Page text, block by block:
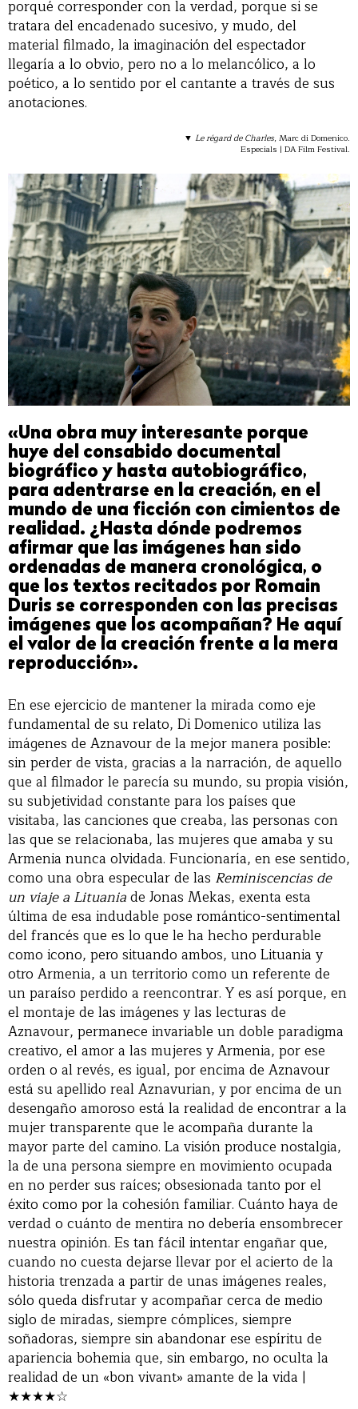
porqué corresponder con la verdad, porque si se
tratara del encadenado sucesivo, y mudo, del
material filmado, la imaginación del espectador
llegaría a lo obvio, pero no a lo melancólico, a lo
poético, a lo sentido por el cantante a través de sus
anotaciones.
▼ Le régard de Charles, Marc di Domenico.
Especials | DA Film Festival.
«Una obra muy interesante porque
huye del consabido documental
biográfico y hasta autobiográfico,
para adentrarse en la creación, en el
mundo de una ficción con cimientos de
realidad. ¿Hasta dónde podremos
afirmar que las imágenes han sido
ordenadas de manera cronológica, o
que los textos recitados por Romain
Duris se corresponden con las precisas
imágenes que los acompañan? He aquí
el valor de la creación frente a la mera
reproducción».
En ese ejercicio de mantener la mirada como eje
fundamental de su relato, Di Domenico utiliza las
imágenes de Aznavour de la mejor manera posible:
sin perder de vista, gracias a la narración, de aquello
que al filmador le parecía su mundo, su propia visión,
su subjetividad constante para los países que
visitaba, las canciones que creaba, las personas con
las que se relacionaba, las mujeres que amaba y su
Armenia nunca olvidada. Funcionaría, en ese sentido,
como una obra especular de las Reminiscencias de
un viaje a Lituaniade Jonas Mekas, exenta esta
última de esa indudable pose romántico-sentimental
del francés que es lo que le ha hecho perdurable
como icono, pero situando ambos, uno Lituania y
otro Armenia, a un territorio como un referente de
un paraíso perdido a reencontrar. Y es así porque, en
el montaje de las imágenes y las lecturas de
Aznavour, permanece invariable un doble paradigma
creativo, el amor a las mujeres y Armenia, por ese
orden o al revés, es igual, por encima de Aznavour
está su apellido real Aznavurian, y por encima de un
desengaño amoroso está la realidad de encontrar a la
mujer transparente que le acompaña durante la
mayor parte del camino. La visión produce nostalgia,
la de una persona siempre en movimiento ocupada
en no perder sus raíces; obsesionada tanto por el
éxito como por la cohesión familiar. Cuánto haya de
verdad o cuánto de mentira no debería ensombrecer
nuestra opinión. Es tan fácil intentar engañar que,
cuando no cuesta dejarse llevar por el acierto de la
historia trenzada a partir de unas imágenes reales,
sólo queda disfrutar y acompañar cerca de medio
siglo de miradas, siempre cómplices, siempre
soñadoras, siempre sin abandonar ese espíritu de
apariencia bohemia que, sin embargo, no oculta la
realidad de un «bon vivant» amante de la vida |
★★★★☆